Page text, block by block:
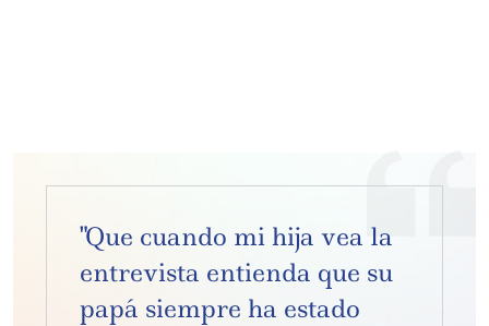
"Que cuando mi hija vea la
entrevista entienda que su
papá siempre ha estado